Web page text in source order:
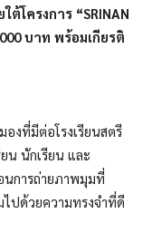
โครงการ “SRINAN
บาท พร้อมเกียรติ
งที่มีต่อโรงเรียนสตรี
น นักเรียน และ
นการถ่ายภาพมุมที่
ไปด้วยความทรงจำที่ดี